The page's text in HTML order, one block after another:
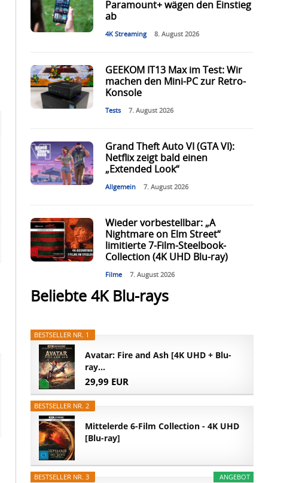
Paramount+ wägen den Einstieg
ab
4K Streaming 8. August 2026
GEEKOM IT13 Max im Test: Wir
machen den Mini-PC zur Retro-
Konsole
Tests 7. August 2026
Grand Theft Auto VI (GTA VI):
Netflix zeigt bald einen
„Extended Look“
Allgemein 7. August 2026
Wieder vorbestellbar: „A
Nightmare on Elm Street“
limitierte 7-Film-Steelbook-
Collection (4K UHD Blu-ray)
Filme 7. August 2026
Beliebte 4K Blu-rays
BESTSELLER NR. 1
Avatar: Fire and Ash [4K UHD + Blu-
ray...
29,99 EUR
BESTSELLER NR. 2
Mittelerde 6-Film Collection - 4K UHD
[Blu-ray]
ANGEBOT
BESTSELLER NR. 3